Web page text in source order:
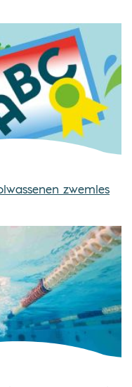
zwemles